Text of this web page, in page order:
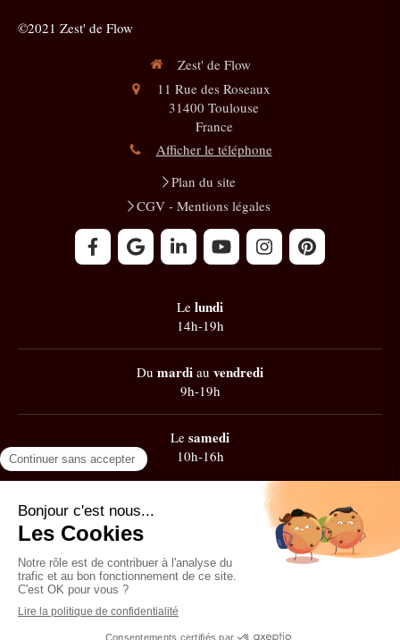
©2021 Zest' de Flow
Zest' de Flow
11 Rue des Roseaux
31400 Toulouse
France
Afficher le téléphone
Plan du site
CGV - Mentions légales
Le lundi
14h-19h
Du mardi au vendredi
9h-19h
Le samedi
10h-16h
Google
101 avis
Contacter Zest' de Flow